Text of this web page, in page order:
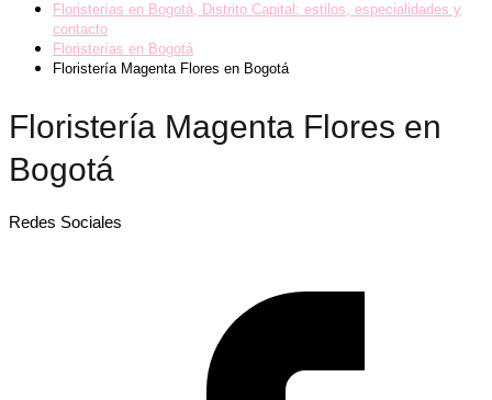
Floristerías en Bogotá, Distrito Capital: estilos, especialidades y
contacto
Floristerías en Bogotá
Floristería Magenta Flores en Bogotá
Floristería Magenta Flores en
Bogotá
Redes Sociales